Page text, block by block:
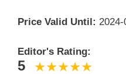
Price Valid Until: 2024-
Editor's Rating:
5